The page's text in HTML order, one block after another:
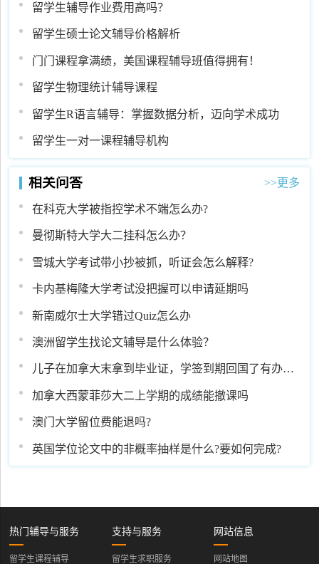
留学生辅导作业费用高吗？
留学生硕士论文辅导价格解析
门门课程拿满绩，美国课程辅导班值得拥有！
留学生物理统计辅导课程
留学生R语言辅导：掌握数据分析，迈向学术成功
留学生一对一课程辅导机构
相关问答 >>更多
在科克大学被指控学术不端怎么办?
曼彻斯特大学大二挂科怎么办？
雪城大学考试带小抄被抓，听证会怎么解释?
卡内基梅隆大学考试没把握可以申请延期吗
新南威尔士大学错过Quiz怎么办
澳洲留学生找论文辅导是什么体验？
儿子在加拿大末拿到毕业证，学签到期回国了有办法
加拿大西蒙菲莎大二上学期的成绩能撤课吗
澳门大学留位费能退吗?
英国学位论文中的非概率抽样是什么?要如何完成?
热门辅导与服务
留学生课程辅导
支持与服务
留学生求职服务
网站信息
网站地图